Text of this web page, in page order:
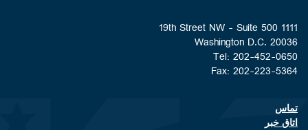
1111 19th Street NW - Suite 500
Washington D.C. 20036
Tel: 202-452-0650
Fax: 202-223-5364
Footer contact links
تماس
اتاق خبر